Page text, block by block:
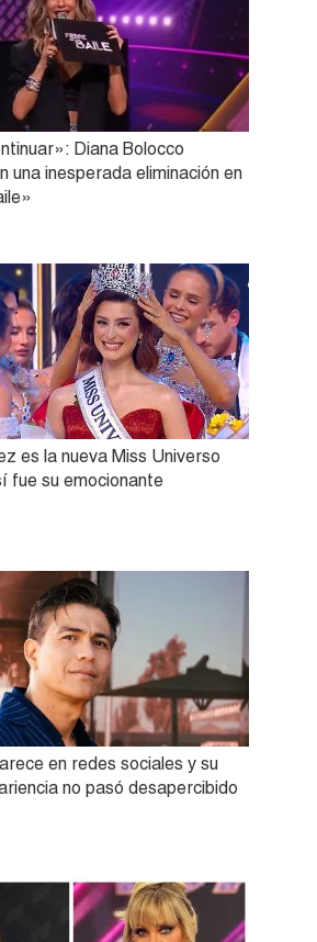
Diana Bolocco
una inesperada eliminación en
es la nueva Miss Universo
fue su emocionante
en redes sociales y su
no pasó desapercibido